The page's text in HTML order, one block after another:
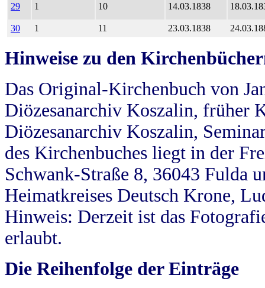
29 1 10 14.03.1838
30 1 11 23.03.1838
Hinweise zu den
Das Original-Kirchenbuch von
Diözesanarchiv Koszalin, früher
Diözesanarchiv Koszalin,
des Kirchenbuches liegt in der
Schwank-Straße 8, 36043 Fulda
Heimatkreises Deutsch Krone,
Hinweis: Derzeit ist das
erlaubt.
Die Reihenfolge der Einträge